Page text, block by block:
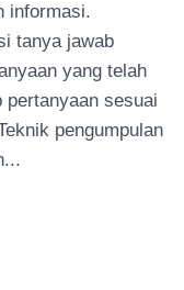
informasi.
tanya jawab
yang telah
pertanyaan sesuai
pengumpulan